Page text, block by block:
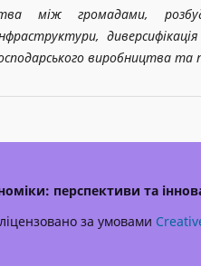
між громадами,
виробництва та
перспективи та
за умовами